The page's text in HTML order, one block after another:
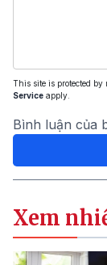
This site is protected by
Service apply.
Bình luận của
Xem